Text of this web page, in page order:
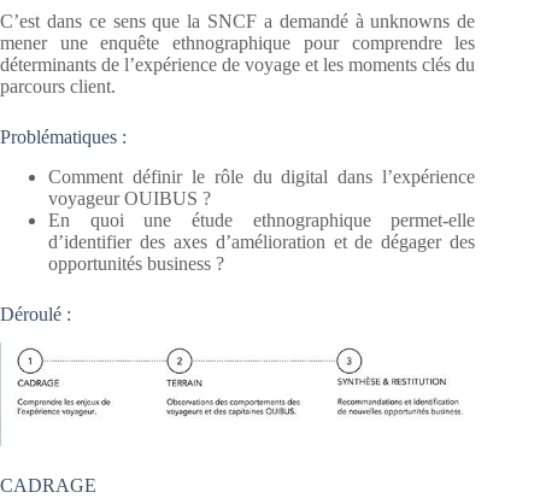
C’est dans ce sens que la SNCF a demandé à unknowns de
mener une enquête ethnographique pour comprendre les
déterminants de l’expérience de voyage et les moments clés du
parcours client.
Problématiques :
Comment définir le rôle du digital dans l’expérience
voyageur OUIBUS ?
En quoi une étude ethnographique permet-elle
d’identifier des axes d’amélioration et de dégager des
opportunités business ?
Déroulé :
CADRAGE